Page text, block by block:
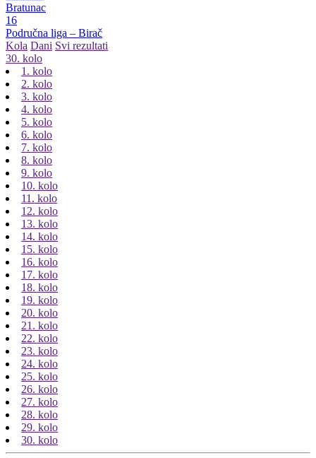
Bratunac
16
Područna liga – Birač
Kola Dani Svi rezultati
30. kolo
1. kolo
2. kolo
3. kolo
4. kolo
5. kolo
6. kolo
7. kolo
8. kolo
9. kolo
10. kolo
11. kolo
12. kolo
13. kolo
14. kolo
15. kolo
16. kolo
17. kolo
18. kolo
19. kolo
20. kolo
21. kolo
22. kolo
23. kolo
24. kolo
25. kolo
26. kolo
27. kolo
28. kolo
29. kolo
30. kolo